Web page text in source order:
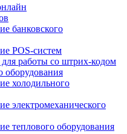
банковского
POS-систем
работы со штрих-кодом
оборудования
холодильного
электромеханического
теплового оборудования